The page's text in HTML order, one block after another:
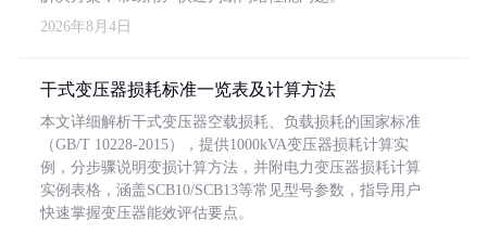
2026年8月4日
干式变压器损耗标准一览表及计算方法
本文详细解析干式变压器空载损耗、负载损耗的国家标准
（GB/T 10228-2015），提供1000kVA变压器损耗计算实
例，分步骤说明变损计算方法，并附电力变压器损耗计算
实例表格，涵盖SCB10/SCB13等常见型号参数，指导用户
快速掌握变压器能效评估要点。